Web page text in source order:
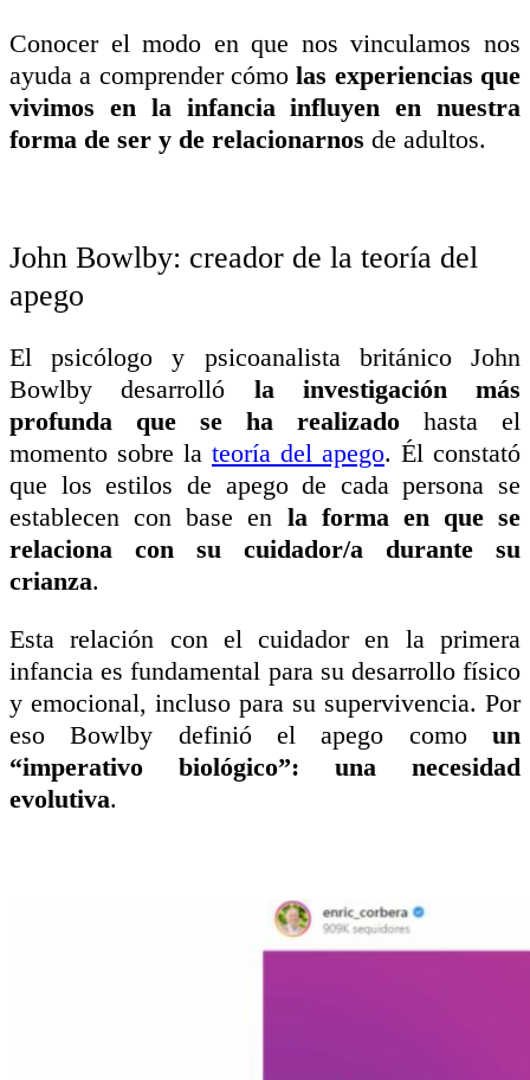
Conocer el modo en que nos vinculamos nos
ayuda a comprender cómolas experiencias que
vivimos en la infancia influyen en nuestra
forma de ser y de relacionarnos de adultos.
John Bowlby: creador de la teoría del
apego
El psicólogo y psicoanalista británico John
Bowlby desarrolló la investigación más
profunda que se ha realizado hasta el
momento sobre la teoría del apego. Él constató
que los estilos de apego de cada persona se
establecen con base en la forma en que se
relaciona con su cuidador/a durante su
crianza.
Esta relación con el cuidador en la primera
infancia es fundamental para su desarrollo físico
y emocional, incluso para su supervivencia. Por
eso Bowlby definió el apego comoun
“imperativo biológico”: una necesidad
evolutiva.